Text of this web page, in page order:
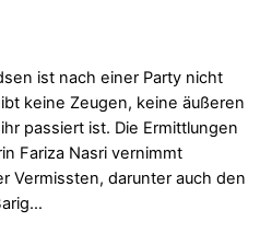
ist nach einer Party nicht
keine Zeugen, keine äußeren
passiert ist. Die Ermittlungen
Fariza Nasri vernimmt
Vermissten, darunter auch den